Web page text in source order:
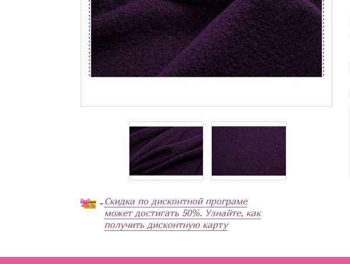
- Скидка по дисконтной програме
может достигать 50%. Узнайте, как
получить дисконтную карту